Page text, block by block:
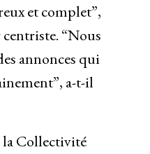
et complet”,
“Nous
annonces qui
a-t-il
la Collectivité